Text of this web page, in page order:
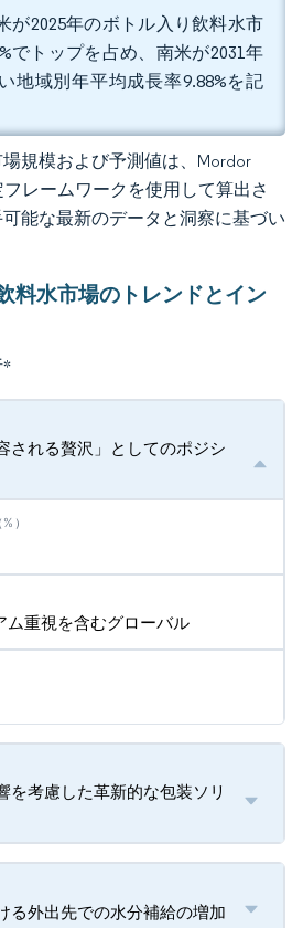
が2025年のボトル入り飲料水市
でトップを占め、南米が2031年
地域別年平均成長率9.88%を記
規模および予測値は、Mordor
レームワークを使用して算出さ
能な最新のデータと洞察に基づい
料水市場のトレンドとイン
*
される贅沢」としてのポジシ
ム重視を含むグローバル
を考慮した革新的な包装ソリ
る外出先での水分補給の増加